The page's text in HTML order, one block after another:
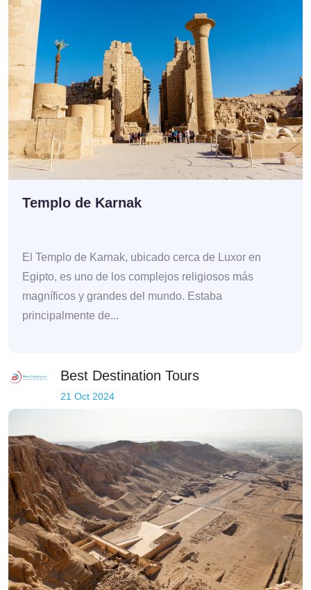
Templo de Karnak
El Templo de Karnak, ubicado cerca de Luxor en
Egipto, es uno de los complejos religiosos más
magníficos y grandes del mundo. Estaba
principalmente de...
Best Destination Tours
21 Oct 2024